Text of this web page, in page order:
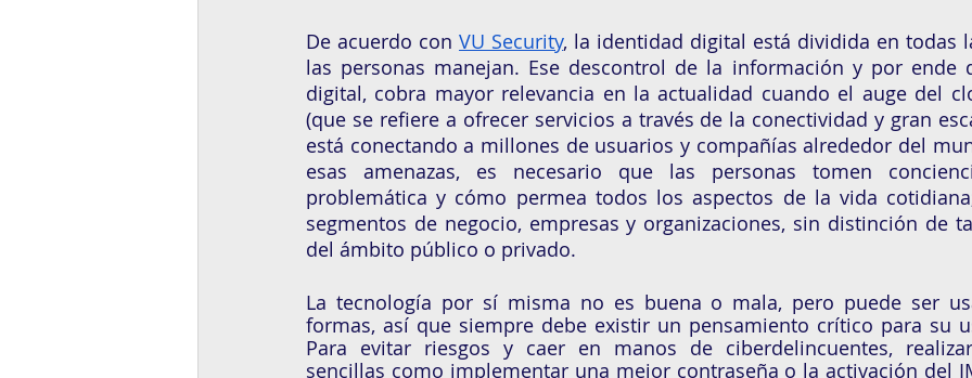
De acuerdo con VU Security, la identidad digital está dividida en todas
las personas manejan. Ese descontrol de la información y por ende
digital, cobra mayor relevancia en la actualidad cuando el auge del
(que se refiere a ofrecer servicios a través de la conectividad y gran
está conectando a millones de usuarios y compañías alrededor del
esas amenazas, es necesario que las personas tomen
problemática y cómo permea todos los aspectos de la vida
segmentos de negocio, empresas y organizaciones, sin distinción de
del ámbito público o privado.
La tecnología por sí misma no es buena o mala, pero puede ser
formas, así que siempre debe existir un pensamiento crítico para su
Para evitar riesgos y caer en manos de ciberdelincuentes,
sencillas como implementar una mejor contraseña o la activación del